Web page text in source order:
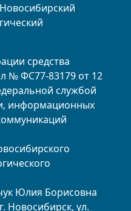
средства
№ ФС77-83179 от 12
службой
информационных
Юлия Борисовна
Новосибирск, ул.